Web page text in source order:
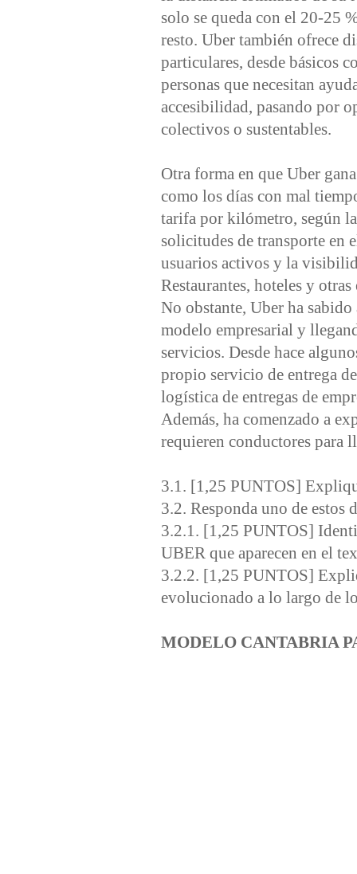
solo se queda con el 20-25
resto. Uber también ofrece
particulares, desde básicos
personas que necesitan
accesibilidad, pasando por
colectivos o sustentables.
Otra forma en que Uber
como los días con mal
tarifa por kilómetro, según
solicitudes de transporte en
usuarios activos y la
Restaurantes, hoteles y
No obstante, Uber ha
modelo empresarial y
servicios. Desde hace
propio servicio de entrega
logística de entregas de
Además, ha comenzado a
requieren conductores para
3.1. [1,25 PUNTOS]
3.2. Responda uno de estos
3.2.1. [1,25 PUNTOS]
UBER que aparecen en el
3.2.2. [1,25 PUNTOS]
evolucionado a lo largo de
MODELO CANTABRIA